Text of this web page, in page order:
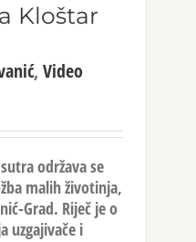
Kloštar
, Video
održava se
malih životinja,
Grad. Riječ je o
uzgajivače i